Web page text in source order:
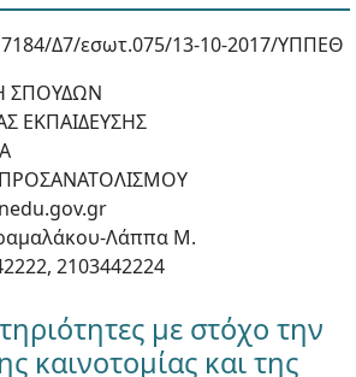
Δ7/εσωτ.075/13-10-2017/ΥΠΠΕΘ
ΣΠΟΥΔΩΝ
ΕΚΠΑΙΔΕΥΣΗΣ
Λάππα Μ.
2103442224
με στόχο την
καινοτομίας και της